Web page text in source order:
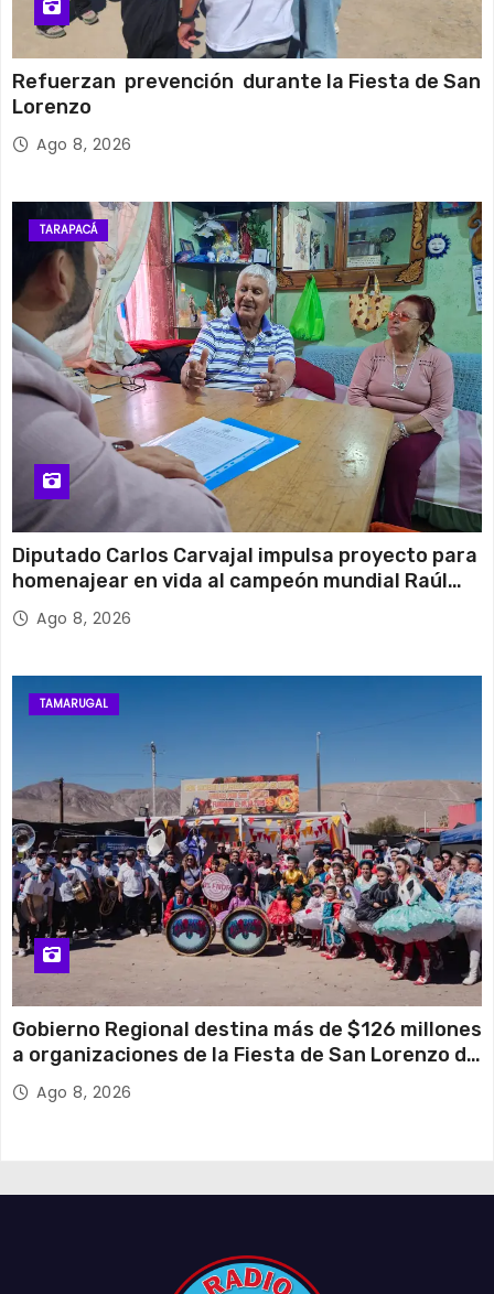
Refuerzan prevención durante la Fiesta de San
Lorenzo
Ago 8, 2026
TARAPACÁ
Diputado Carlos Carvajal impulsa proyecto para
homenajear en vida al campeón mundial Raúl
Choque
Ago 8, 2026
TAMARUGAL
Gobierno Regional destina más de $126 millones
a organizaciones de la Fiesta de San Lorenzo de
Tarapacá
Ago 8, 2026